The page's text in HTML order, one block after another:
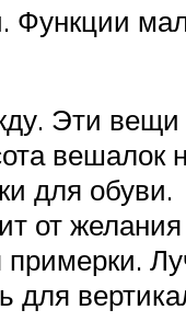
Эти
вешалок
для обуви.
от
примерки.